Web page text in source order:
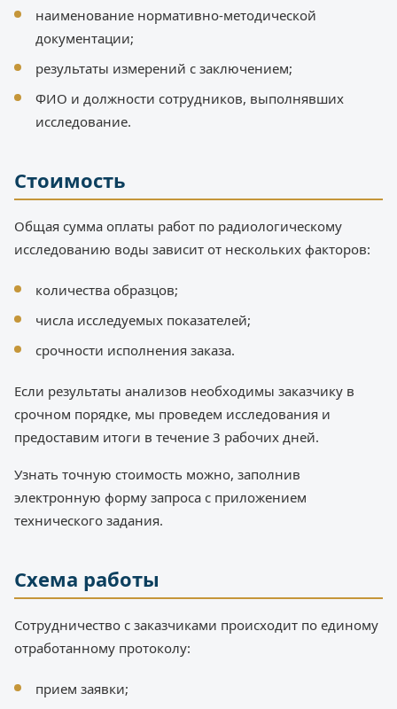
наименование нормативно-методической
документации;
результаты измерений с заключением;
ФИО и должности сотрудников, выполнявших
исследование.
Стоимость
Общая сумма оплаты работ по радиологическому
исследованию воды зависит от нескольких факторов:
количества образцов;
числа исследуемых показателей;
срочности исполнения заказа.
Если результаты анализов необходимы заказчику в
срочном порядке, мы проведем исследования и
предоставим итоги в течение 3 рабочих дней.
Узнать точную стоимость можно, заполнив
электронную форму запроса с приложением
технического задания.
Схема работы
Сотрудничество с заказчиками происходит по единому
отработанному протоколу:
прием заявки;